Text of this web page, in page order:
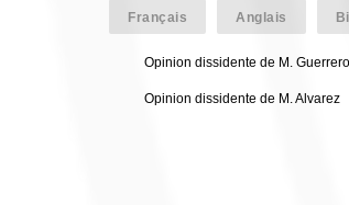
Français Anglais
Opinion dissidente de M.
Opinion dissidente de M. Alvarez